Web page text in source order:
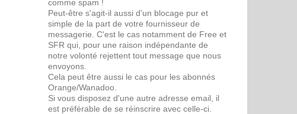
comme spam !
Peut-être s'agit-il aussi d'un blocage pur et
simple de la part de votre fournisseur de
messagerie. C'est le cas notamment de Free et
SFR qui, pour une raison indépendante de
notre volonté rejettent tout message que nous
envoyons.
Cela peut être aussi le cas pour les abonnés
Orange/Wanadoo.
Si vous disposez d'une autre adresse email, il
est préférable de se réinscrire avec celle-ci.